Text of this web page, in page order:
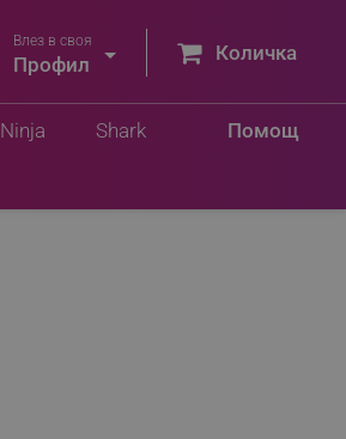
Влез в своя
Профил  Количка
Помощ
Ninja Shark